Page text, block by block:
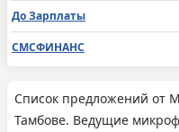
До Зарплаты
СМСФИНАНС
Список предложений
Тамбове. Ведущие